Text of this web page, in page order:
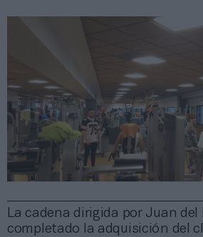
La cadena dirigida por Juan del
completado la adquisición del